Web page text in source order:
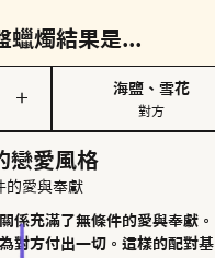
蠟燭結果是...
＋
海鹽、雪花
對方
戀愛風格
的愛與奉獻
係充滿了無條件的愛與奉獻。
對方付出一切。這樣的配對基